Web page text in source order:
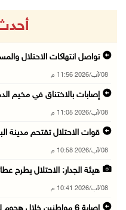
تواصل انتهاكات الاحتلال
08/آب/2026 11:56 م
إصابات بالاختناق في مخيم
08/آب/2026 11:05 م
قوات الاحتلال تقتحم مدينة
08/آب/2026 10:58 م
هيئة الجدار: الاحتلال يطرح عطاءً لبناء
08/آب/2026 10:41 م